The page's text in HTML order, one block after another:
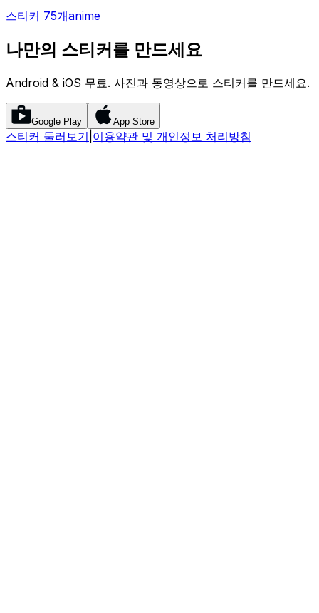
스티커 75개anime
나만의 스티커를 만드세요
Android & iOS 무료. 사진과 동영상으로 스티커를 만드세요.
Google Play App Store
스티커 둘러보기 이용약관 및 개인정보 처리방침